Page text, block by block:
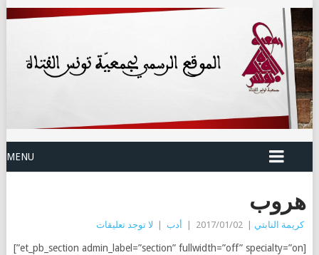
MENU
هروب
كريمة النابتي 2017/01/02 أدب لا توجد تعليقات
[et_pb_section admin_label=”section” fullwidth=”off” specialty=”on”]